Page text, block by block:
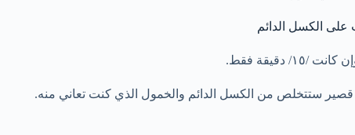
على الكسل الدائم
دقيقة فقط.
قصير ستتخلص من الكسل الدائم والخمول الذي كنت تعاني منه.